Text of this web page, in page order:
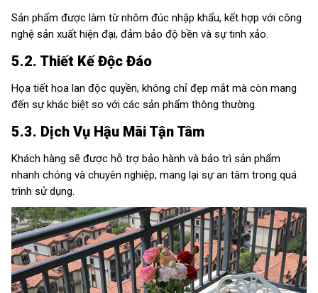
Sản phẩm được làm từ nhôm đúc nhập khẩu, kết hợp với công
nghệ sản xuất hiện đại, đảm bảo độ bền và sự tinh xảo.
5.2. Thiết Kế Độc Đáo
Họa tiết hoa lan độc quyền, không chỉ đẹp mắt mà còn mang
đến sự khác biệt so với các sản phẩm thông thường.
5.3. Dịch Vụ Hậu Mãi Tận Tâm
Khách hàng sẽ được hỗ trợ bảo hành và bảo trì sản phẩm
nhanh chóng và chuyên nghiệp, mang lại sự an tâm trong quá
trình sử dụng.